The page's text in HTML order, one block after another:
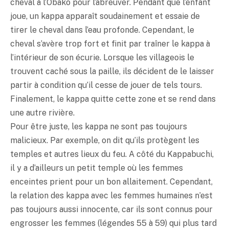
cheval à l’Obako pour l’abreuver. Pendant que l’enfant
joue, un kappa apparaît soudainement et essaie de
tirer le cheval dans l’eau profonde. Cependant, le
cheval s’avère trop fort et finit par traîner le kappa à
l’intérieur de son écurie. Lorsque les villageois le
trouvent caché sous la paille, ils décident de le laisser
partir à condition qu’il cesse de jouer de tels tours.
Finalement, le kappa quitte cette zone et se rend dans
une autre rivière.
Pour être juste, les kappa ne sont pas toujours
malicieux. Par exemple, on dit qu’ils protègent les
temples et autres lieux du feu. A côté du Kappabuchi,
il y a d’ailleurs un petit temple où les femmes
enceintes prient pour un bon allaitement. Cependant,
la relation des kappa avec les femmes humaines n’est
pas toujours aussi innocente, car ils sont connus pour
engrosser les femmes (légendes 55 à 59) qui plus tard